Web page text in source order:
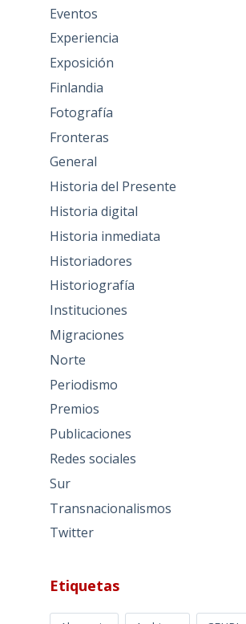
Eventos
Experiencia
Exposición
Finlandia
Fotografía
Fronteras
General
Historia del Presente
Historia digital
Historia inmediata
Historiadores
Historiografía
Instituciones
Migraciones
Norte
Periodismo
Premios
Publicaciones
Redes sociales
Sur
Transnacionalismos
Twitter
Etiquetas